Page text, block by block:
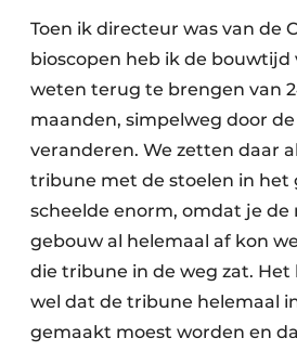
Toen ik directeur was van de
bioscopen heb ik de bouwtijd
weten terug te brengen van
maanden, simpelweg door
veranderen. We zetten daar
tribune met de stoelen in het
scheelde enorm, omdat je de
gebouw al helemaal af kon
die tribune in de weg zat.
wel dat de tribune helemaal
gemaakt moest worden en